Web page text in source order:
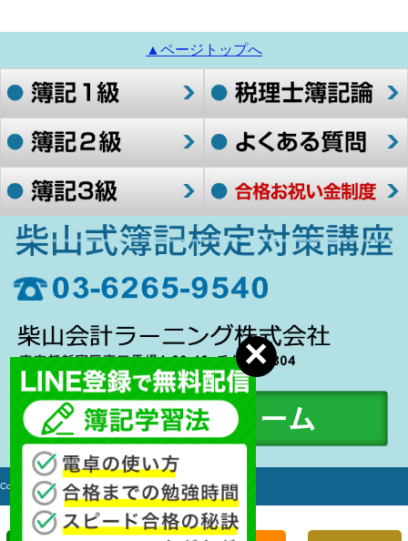
▲ページトップへ
Copyright c 2006-2017 簿記検定対策講座 All rights Reserved.